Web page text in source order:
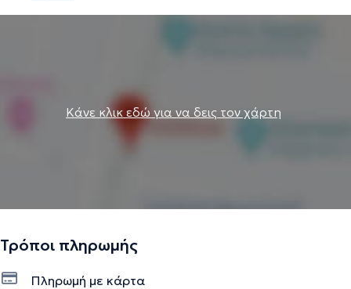
Κάνε κλικ εδώ για να δεις τον χάρτη
Τρόποι πληρωμής
Πληρωμή με κάρτα